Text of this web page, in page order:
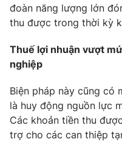
Tổng đài VTV:024.38 355
Ðiện thoại Thời báo VTV:
Liên hệ quảng cáo:
024-
đoàn năng lượng lớn
thu được trong thời kỳ
Thuế lợi nhuận vượt
nghiệp
Biện pháp này cũng có
là huy động nguồn lực
Các khoản tiền thu
trợ cho các can thiệp